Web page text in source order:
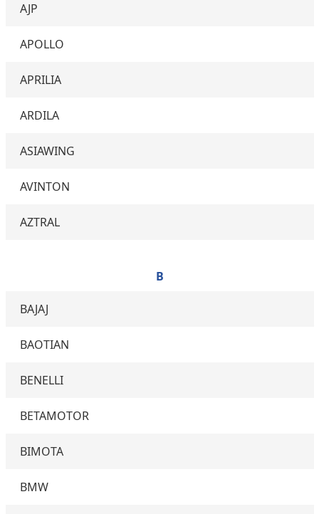
AJP
APOLLO
APRILIA
ARDILA
ASIAWING
AVINTON
AZTRAL
B
BAJAJ
BAOTIAN
BENELLI
BETAMOTOR
BIMOTA
BMW